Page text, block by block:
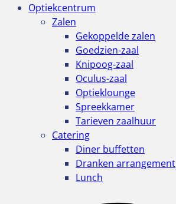
Optiekcentrum
Zalen
Gekoppelde zalen
Goedzien-zaal
Knipoog-zaal
Oculus-zaal
Optieklounge
Spreekkamer
Tarieven zaalhuur
Catering
Diner buffetten
Dranken arrangement
Lunch